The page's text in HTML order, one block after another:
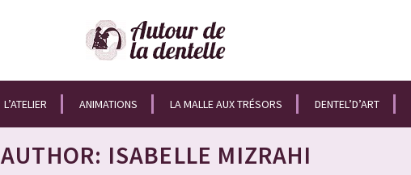
L’ATELIER ANIMATIONS LA MALLE AUX TRÉSORS DENTEL’D’ART
AUTHOR: ISABELLE MIZRAHI